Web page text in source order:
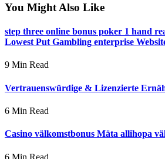
You Might Also Like
step three online bonus poker 1 hand
Lowest Put Gambling enterprise
9 Min Read
Vertrauenswürdige & Lizenzierte
6 Min Read
Casino välkomstbonus Mäta allihopa
6 Min Read